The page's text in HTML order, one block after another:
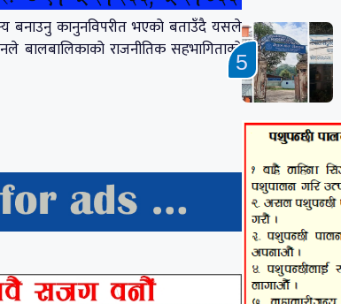
बनाउनु कानुनविपरीत भएको बताउँदै यसले
बालबालिकाको राजनीतिक सहभागिताको